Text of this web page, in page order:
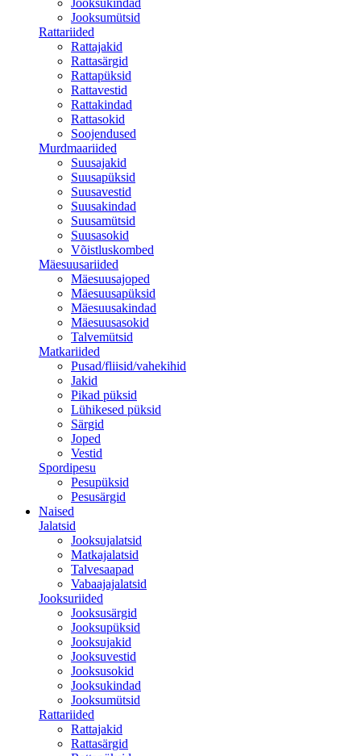
Jooksukindad
Jooksumütsid
Rattariided
Rattajakid
Rattasärgid
Rattapüksid
Rattavestid
Rattakindad
Rattasokid
Soojendused
Murdmaariided
Suusajakid
Suusapüksid
Suusavestid
Suusakindad
Suusamütsid
Suusasokid
Võistluskombed
Mäesuusariided
Mäesuusajoped
Mäesuusapüksid
Mäesuusakindad
Mäesuusasokid
Talvemütsid
Matkariided
Pusad/fliisid/vahekihid
Jakid
Pikad püksid
Lühikesed püksid
Särgid
Joped
Vestid
Spordipesu
Pesupüksid
Pesusärgid
Naised
Jalatsid
Jooksujalatsid
Matkajalatsid
Talvesaapad
Vabaajajalatsid
Jooksuriided
Jooksusärgid
Jooksupüksid
Jooksujakid
Jooksuvestid
Jooksusokid
Jooksukindad
Jooksumütsid
Rattariided
Rattajakid
Rattasärgid